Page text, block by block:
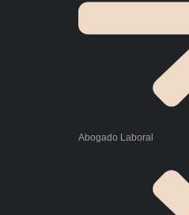
Abogado Laboral